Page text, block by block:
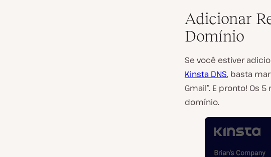
Adicionar
Domínio
Se você estiver
Kinsta DNS, basta
Gmail”. E pronto! Os
domínio.